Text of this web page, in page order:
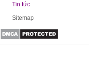
Tin tức
Sitemap